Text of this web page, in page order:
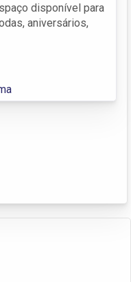
disponível para
aniversários,